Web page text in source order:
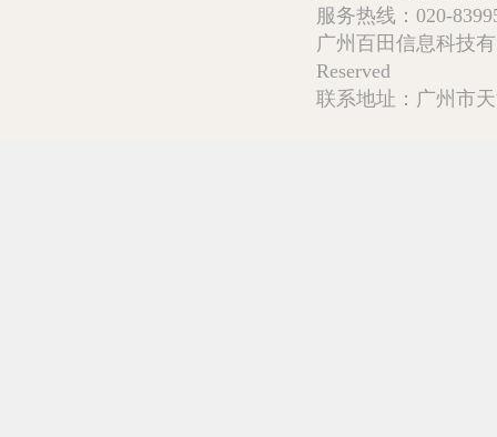
服务热线：020-
广州百田信息科技
Reserved
联系地址：广州市